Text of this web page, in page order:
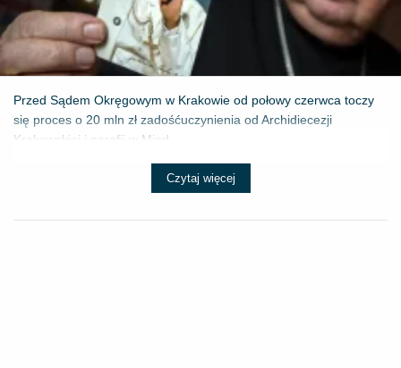
Przed Sądem Okręgowym w Krakowie od połowy czerwca toczy
się proces o 20 mln zł zadośćuczynienia od Archidiecezji
Krakowskiej i parafii w Międ...
Czytaj więcej